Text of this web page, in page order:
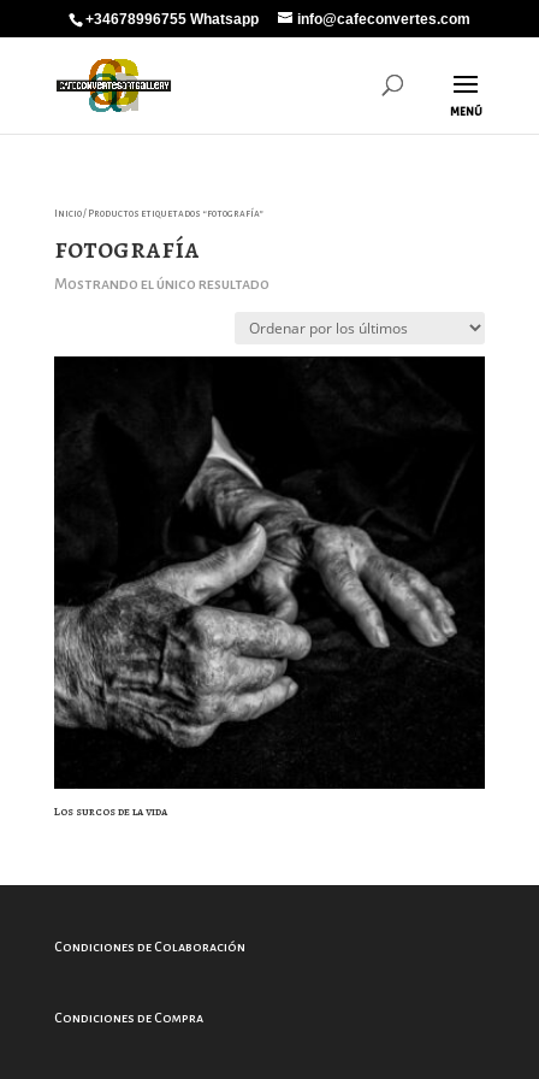
+34678996755 Whatsapp info@cafeconvertes.com
Inicio/ Productos etiquetados “fotografía”
fotografía
Mostrando el único resultado
Los surcos de la vida
Condiciones de Colaboración
Condiciones de Compra